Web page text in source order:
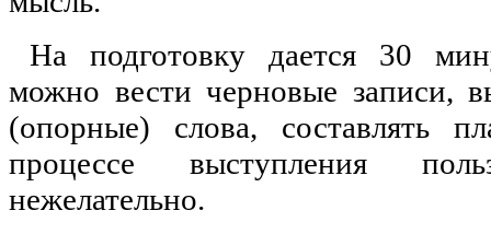
На подготовку дается 30
можно вести черновые записи,
(опорные) слова, составлять
процессе выступления
нежелательно.